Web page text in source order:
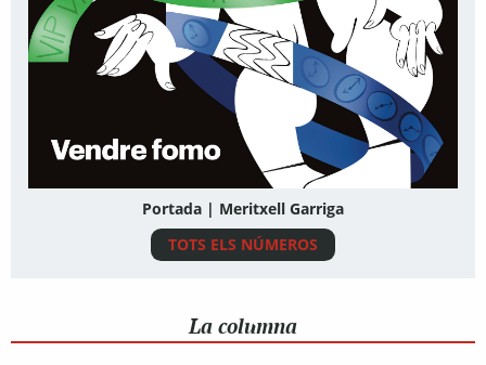
Portada | Meritxell Garriga
TOTS ELS NÚMEROS
La columna